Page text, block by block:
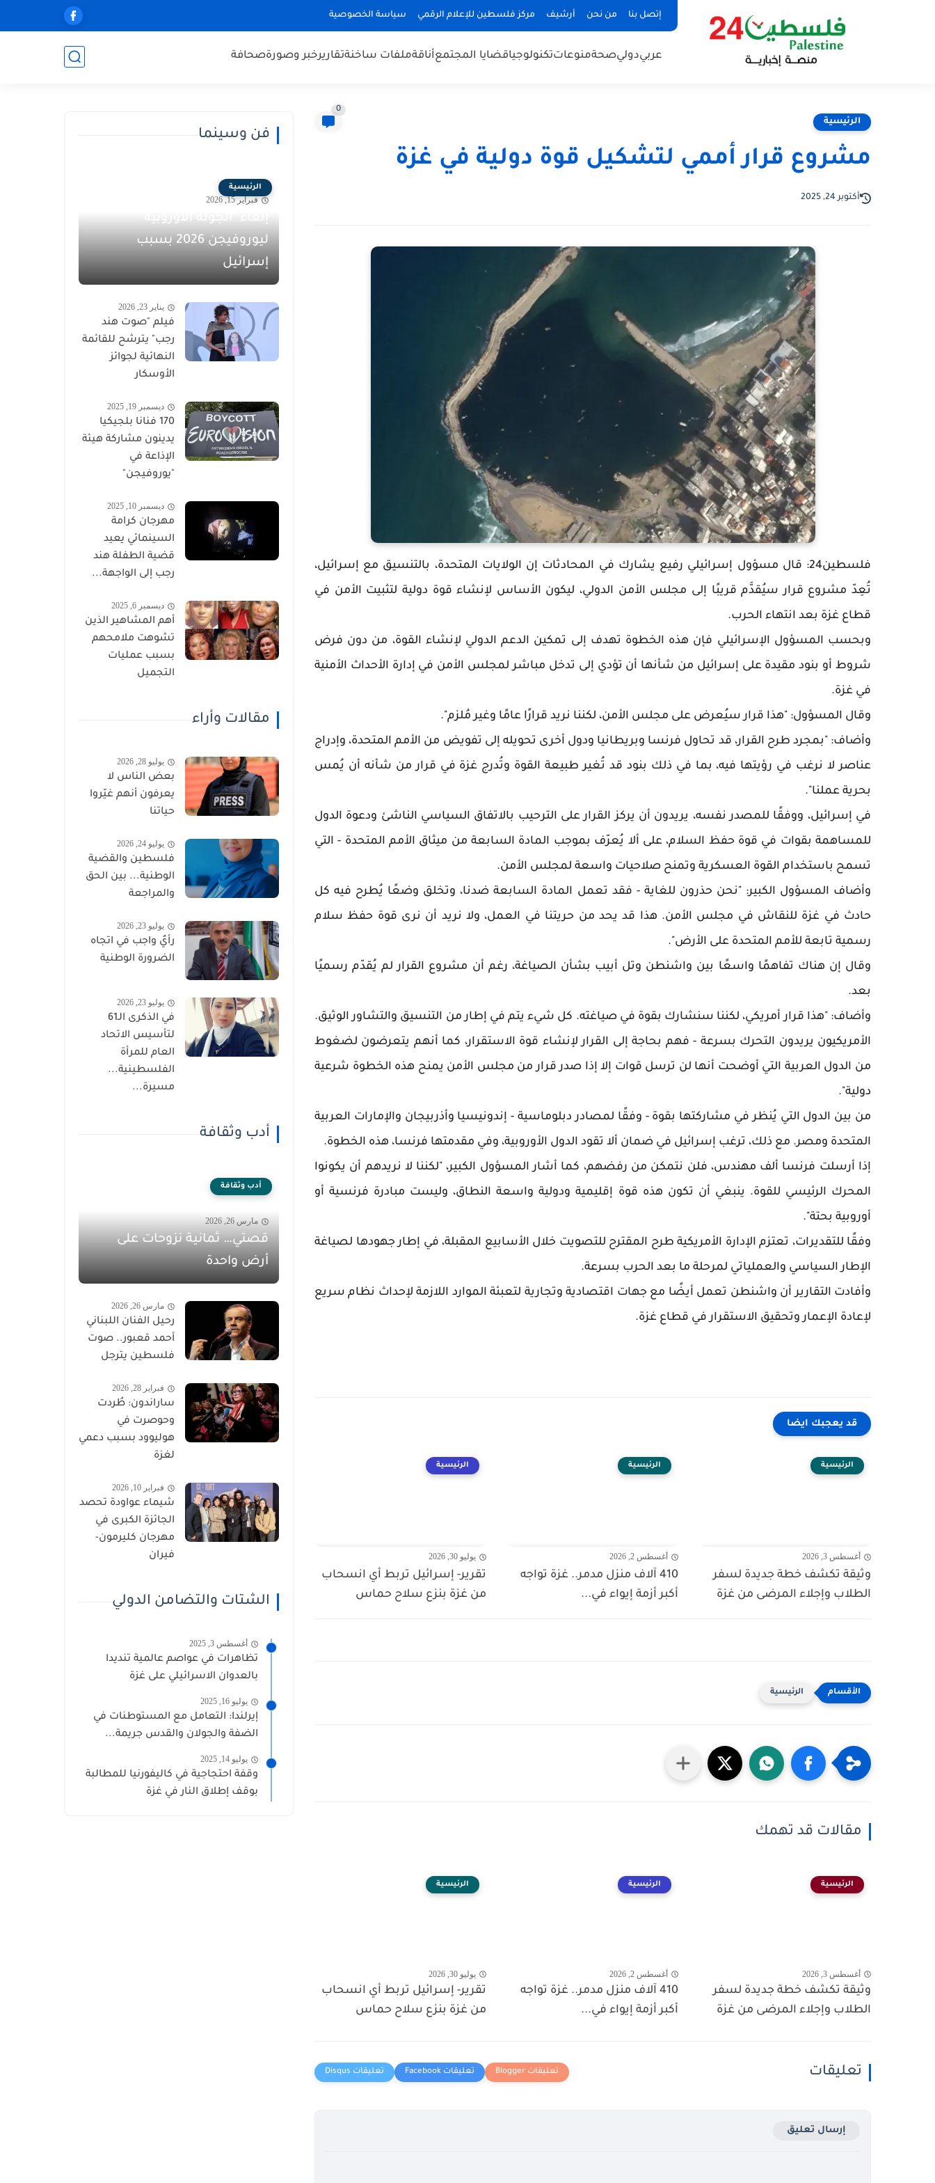
إتصل بنا من نحن أرشيف مركز فلسطين للإعلام الرقمي سياسة الخصوصية
عربيدوليصحةمنوعاتتكنولوجياقضايا المجتمعأناقةملفات ساخنةتقاريرخبر وصورةصحافة
الرئيسية
0
مشروع قرار أممي لتشكيل قوة دولية في غزة
أكتوبر 24, 2025
فلسطين24: قال مسؤول إسرائيلي رفيع يشارك في المحادثات إن الولايات المتحدة، بالتنسيق مع إسرائيل،
تُعِدّ مشروع قرار سيُقدَّم قريبًا إلى مجلس الأمن الدولي، ليكون الأساس لإنشاء قوة دولية لتثبيت الأمن في
قطاع غزة بعد انتهاء الحرب.
وبحسب المسؤول الإسرائيلي فإن هذه الخطوة تهدف إلى تمكين الدعم الدولي لإنشاء القوة، من دون فرض
شروط أو بنود مقيدة على إسرائيل من شأنها أن تؤدي إلى تدخل مباشر لمجلس الأمن في إدارة الأحداث الأمنية
في غزة.
وقال المسؤول: "هذا قرار سيُعرض على مجلس الأمن، لكننا نريد قرارًا عامًا وغير مُلزم".
وأضاف: "بمجرد طرح القرار، قد تحاول فرنسا وبريطانيا ودول أخرى تحويله إلى تفويض من الأمم المتحدة، وإدراج
عناصر لا نرغب في رؤيتها فيه، بما في ذلك بنود قد تُغير طبيعة القوة وتُدرج غزة في قرار من شأنه أن يُمس
بحرية عملنا".
في إسرائيل، ووفقًا للمصدر نفسه، يريدون أن يركز القرار على الترحيب بالاتفاق السياسي الناشئ ودعوة الدول
للمساهمة بقوات في قوة حفظ السلام، على ألا يُعرّف بموجب المادة السابعة من ميثاق الأمم المتحدة - التي
تسمح باستخدام القوة العسكرية وتمنح صلاحيات واسعة لمجلس الأمن.
وأضاف المسؤول الكبير: "نحن حذرون للغاية - فقد تعمل المادة السابعة ضدنا، وتخلق وضعًا يُطرح فيه كل
حادث في غزة للنقاش في مجلس الأمن. هذا قد يحد من حريتنا في العمل، ولا نريد أن نرى قوة حفظ سلام
رسمية تابعة للأمم المتحدة على الأرض".
وقال إن هناك تفاهمًا واسعًا بين واشنطن وتل أبيب بشأن الصياغة، رغم أن مشروع القرار لم يُقدّم رسميًا
بعد.
وأضاف: "هذا قرار أمريكي، لكننا سنشارك بقوة في صياغته. كل شيء يتم في إطار من التنسيق والتشاور الوثيق.
الأمريكيون يريدون التحرك بسرعة - فهم بحاجة إلى القرار لإنشاء قوة الاستقرار، كما أنهم يتعرضون لضغوط
من الدول العربية التي أوضحت أنها لن ترسل قوات إلا إذا صدر قرار من مجلس الأمن يمنح هذه الخطوة شرعية
دولية".
من بين الدول التي يُنظر في مشاركتها بقوة - وفقًا لمصادر دبلوماسية - إندونيسيا وأذربيجان والإمارات العربية
المتحدة ومصر. مع ذلك، ترغب إسرائيل في ضمان ألا تقود الدول الأوروبية، وفي مقدمتها فرنسا، هذه الخطوة.
إذا أرسلت فرنسا ألف مهندس، فلن نتمكن من رفضهم، كما أشار المسؤول الكبير، "لكننا لا نريدهم أن يكونوا
المحرك الرئيسي للقوة. ينبغي أن تكون هذه قوة إقليمية ودولية واسعة النطاق، وليست مبادرة فرنسية أو
أوروبية بحتة".
وفقًا للتقديرات، تعتزم الإدارة الأمريكية طرح المقترح للتصويت خلال الأسابيع المقبلة، في إطار جهودها لصياغة
الإطار السياسي والعملياتي لمرحلة ما بعد الحرب بسرعة.
وأفادت التقارير أن واشنطن تعمل أيضًا مع جهات اقتصادية وتجارية لتعبئة الموارد اللازمة لإحداث نظام سريع
لإعادة الإعمار وتحقيق الاستقرار في قطاع غزة.
قد يعجبك ايضا
الرئيسية
أغسطس 3, 2026
وثيقة تكشف خطة جديدة لسفر
الطلاب وإجلاء المرضى من غزة
الرئيسية
أغسطس 2, 2026
410 آلاف منزل مدمر.. غزة تواجه
أكبر أزمة إيواء في...
الرئيسية
يوليو 30, 2026
تقرير- إسرائيل تربط أي انسحاب
من غزة بنزع سلاح حماس
الرئيسية
مقالات قد تهمك
الرئيسية
أغسطس 3, 2026
وثيقة تكشف خطة جديدة لسفر
الطلاب وإجلاء المرضى من غزة
الرئيسية
أغسطس 2, 2026
410 آلاف منزل مدمر.. غزة تواجه
أكبر أزمة إيواء في...
الرئيسية
يوليو 30, 2026
تقرير- إسرائيل تربط أي انسحاب
من غزة بنزع سلاح حماس
تعليقات
إرسال تعليق
فن وسينما
الرئيسية
فبراير 15, 2026
إلغاء "الجولة الأوروبية"
ليوروفيجن 2026 بسبب
إسرائيل
يناير 23, 2026
فيلم "صوت هند
رجب" يترشح للقائمة
النهائية لجوائز
الأوسكار
ديسمبر 19, 2025
170 فنانا بلجيكيا
يدينون مشاركة هيئة
الإذاعة في
"يوروفيجن"
ديسمبر 10, 2025
مهرجان كرامة
السينمائي يعيد
قضية الطفلة هند
رجب إلى الواجهة...
ديسمبر 6, 2025
أهم المشاهير الذين
تشوهت ملامحهم
بسبب عمليات
التجميل
مقالات وأراء
يوليو 28, 2026
بعض الناس لا
يعرفون أنهم غيّروا
حياتنا
يوليو 24, 2026
فلسطين والقضية
الوطنية... بين الحق
والمراجعة
يوليو 23, 2026
رأيٌ واجب في اتجاه
الضرورة الوطنية
يوليو 23, 2026
في الذكرى الـ61
لتأسيس الاتحاد
العام للمرأة
الفلسطينية...
مسيرة...
أدب وثقافة
أدب وثقافة
مارس 26, 2026
قصتي… ثمانية نزوحات على
أرض واحدة
مارس 26, 2026
رحيل الفنان اللبناني
أحمد قعبور.. صوت
فلسطين يترجل
فبراير 28, 2026
ساراندون: طُردت
وحوصرت في
هوليوود بسبب دعمي
لغزة
فبراير 10, 2026
شيماء عواودة تحصد
الجائزة الكبرى في
مهرجان كليرمون-
فيران
الشتات والتضامن الدولي
أغسطس 3, 2025
تظاهرات في عواصم عالمية تنديدا
بالعدوان الاسرائيلي على غزة
يوليو 16, 2025
إيرلندا: التعامل مع المستوطنات في
الضفة والجولان والقدس جريمة...
يوليو 14, 2025
وقفة احتجاجية في كاليفورنيا للمطالبة
بوقف إطلاق النار في غزة